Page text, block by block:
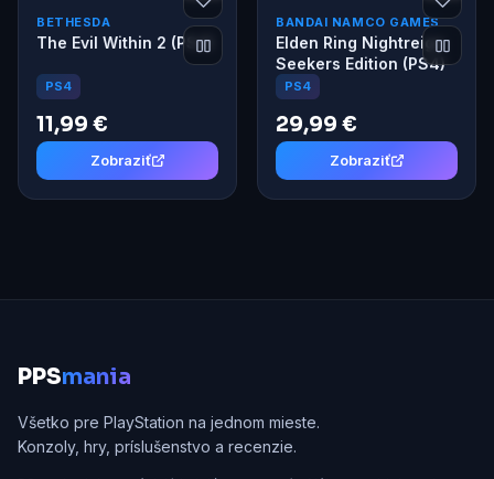
BETHESDA
The Evil Within 2 (PS4)
PS4
11,99 €
Zobraziť
BANDAI NAMCO GAMES
Elden Ring Nightreign
Seekers Edition (PS4)
PS4
29,99 €
Zobraziť
PPSmania
Všetko pre PlayStation na jednom mieste.
Konzoly, hry, príslušenstvo a recenzie.